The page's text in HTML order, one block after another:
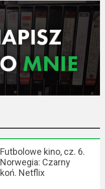
Futbolowe kino, cz. 6.
Norwegia: Czarny
koń. Netflix